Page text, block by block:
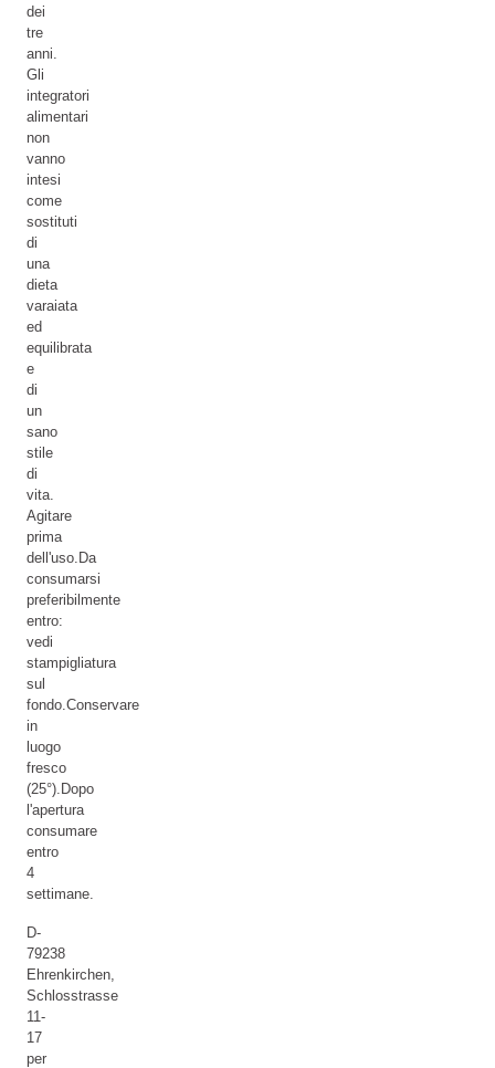
dei
tre
anni.
Gli
integratori
alimentari
non
vanno
intesi
come
sostituti
di
una
dieta
varaiata
ed
equilibrata
e
di
un
sano
stile
di
vita.
Agitare
prima
dell'uso.Da
consumarsi
preferibilmente
entro:
vedi
stampigliatura
sul
fondo.Conservare
in
luogo
fresco
(25°).Dopo
l'apertura
consumare
entro
4
settimane.
D-
79238
Ehrenkirchen,
Schlosstrasse
11-
17
per